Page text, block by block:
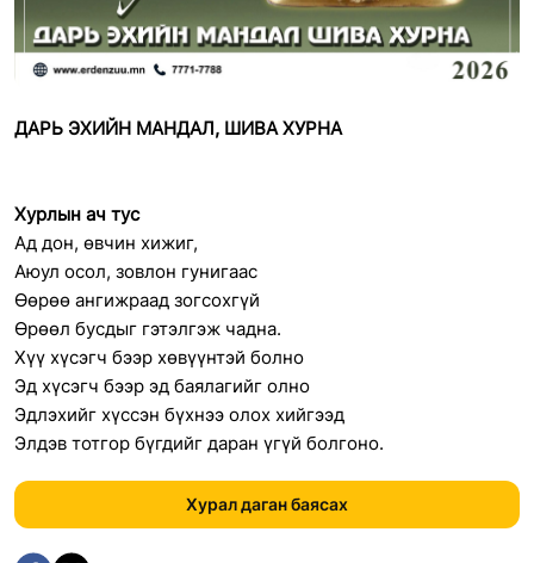
ДАРЬ ЭХИЙН МАНДАЛ, ШИВА ХУРНА
Хурлын ач тус
Ад дон, өвчин хижиг,
Аюул осол, зовлон гунигаас
Өөрөө ангижраад зогсохгүй
Өрөөл бусдыг гэтэлгэж чадна.
Хүү хүсэгч бээр хөвүүнтэй болно
Эд хүсэгч бээр эд баялагийг олно
Эдлэхийг хүссэн бүхнээ олох хийгээд
Элдэв тотгор бүгдийг даран үгүй болгоно.
Хурал даган баясах